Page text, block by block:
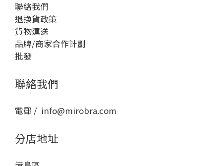
聯絡我們
退換貨政策
貨物運送
品牌/商家合作計劃
批發
聯絡我們
電郵 / info@mirobra.com
分店地址